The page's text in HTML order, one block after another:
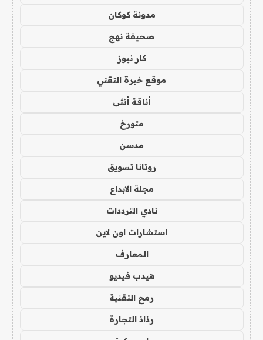
مدونة كوكان
صحيفة نهج
كار نيوز
موقع خبرة التقني
أناقة أنثى
متورخ
مدسن
روتانا تسويق
مجلة الابداع
نادي الترددات
استشارات اون لاين
المعارف
هيدب فيديو
رمح التقنية
رذاذ التجارة